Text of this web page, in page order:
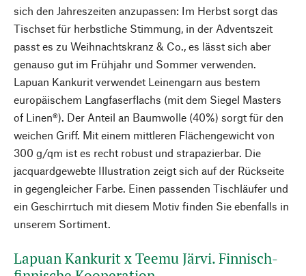
sich den Jahreszeiten anzupassen: Im Herbst sorgt das
Tischset für herbstliche Stimmung, in der Adventszeit
passt es zu Weihnachtskranz & Co., es lässt sich aber
genauso gut im Frühjahr und Sommer verwenden.
Lapuan Kankurit verwendet Leinengarn aus bestem
europäischem Langfaserflachs (mit dem Siegel Masters
of Linen®). Der Anteil an Baumwolle (40%) sorgt für den
weichen Griff. Mit einem mittleren Flächengewicht von
300 g/qm ist es recht robust und strapazierbar. Die
jacquardgewebte Illustration zeigt sich auf der Rückseite
in gegengleicher Farbe. Einen passenden Tischläufer und
ein Geschirrtuch mit diesem Motiv finden Sie ebenfalls in
unserem Sortiment.
Lapuan Kankurit x Teemu Järvi. Finnisch-